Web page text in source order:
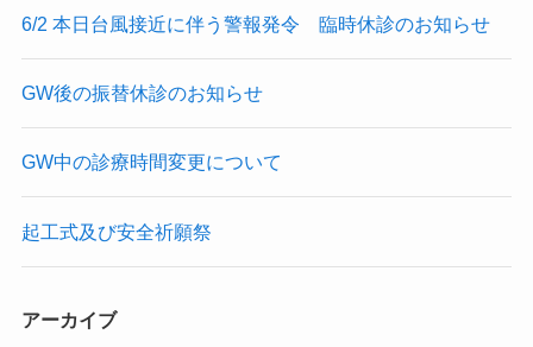
6/2 本日台風接近に伴う警報発令 臨時休診のお知らせ
GW後の振替休診のお知らせ
GW中の診療時間変更について
起工式及び安全祈願祭
アーカイブ